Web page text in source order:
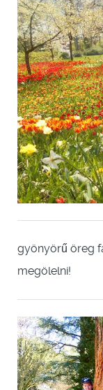
gyönyörű öreg
megölelni!